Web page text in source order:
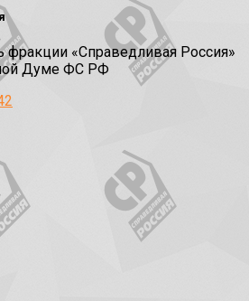
фракции «Справедливая Россия»
Думе ФС РФ